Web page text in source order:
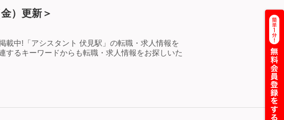
）更新＞
載中!「アシスタント 伏見駅」の転職・求人情報を
るキーワードからも転職・求人情報をお探しいた